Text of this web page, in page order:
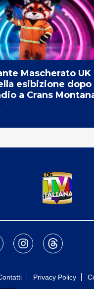
Mascherato UK
esibizione dopo
a Crans
Privacy Policy